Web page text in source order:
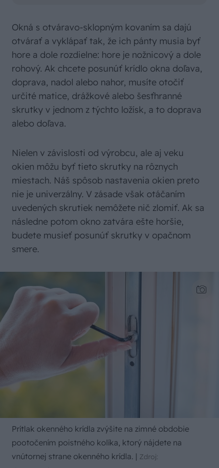
Okná s otváravo-sklopným kovaním sa dajú
otvárať a vyklápať tak, že ich pánty musia byť
hore a dole rozdielne: hore je nožnicový a dole
rohový. Ak chcete posunúť krídlo okna doľava,
doprava, nadol alebo nahor, musíte otočiť
určité matice, drážkové alebo šesťhranné
skrutky v jednom z týchto ložísk, a to doprava
alebo doľava.
Nielen v závislosti od výrobcu, ale aj veku
okien môžu byť tieto skrutky na rôznych
miestach. Náš spôsob nastavenia okien preto
nie je univerzálny. V zásade však otáčaním
uvedených skrutiek nemôžete nič zlomiť. Ak sa
následne potom okno zatvára ešte horšie,
budete musieť posunúť skrutky v opačnom
smere.
Prítlak okenného krídla zvýšite na zimné obdobie
pootočením poistného kolíka, ktorý nájdete na
vnútornej strane okenného krídla. | Zdroj: